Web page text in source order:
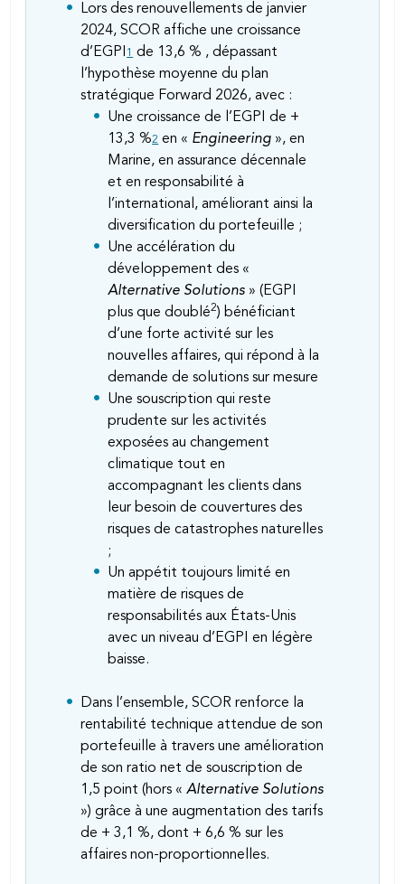
Lors des renouvellements de janvier
2024, SCOR affiche une croissance
d’EGPI 1
de 13,6 % , dépassant
l’hypothèse moyenne du plan
stratégique Forward 2026, avec :
Une croissance de l’EGPI de +
13,3 %2 en « Engineering », en
Marine, en assurance décennale
et en responsabilité à
l’international, améliorant ainsi la
diversification du portefeuille ;
Une accélération du
développement des «
Alternative Solutions » (EGPI
plus que doublé2) bénéficiant
d’une forte activité sur les
nouvelles affaires, qui répond à la
demande de solutions sur mesure
Une souscription qui reste
prudente sur les activités
exposées au changement
climatique tout en
accompagnant les clients dans
leur besoin de couvertures des
risques de catastrophes naturelles
;
Un appétit toujours limité en
matière de risques de
responsabilités aux États-Unis
avec un niveau d’EGPI en légère
baisse.
Dans l’ensemble, SCOR renforce la
rentabilité technique attendue de son
portefeuille à travers une amélioration
de son ratio net de souscription de
1,5 point (hors «Alternative Solutions
») grâce à une augmentation des tarifs
de + 3,1 %, dont + 6,6 % sur les
affaires non-proportionnelles.